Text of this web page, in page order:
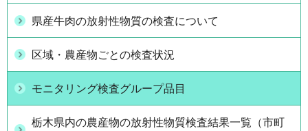
県産牛肉の放射性物質の検査について
区域・農産物ごとの検査状況
モニタリング検査グループ品目
栃木県内の農産物の放射性物質検査結果一覧（市町